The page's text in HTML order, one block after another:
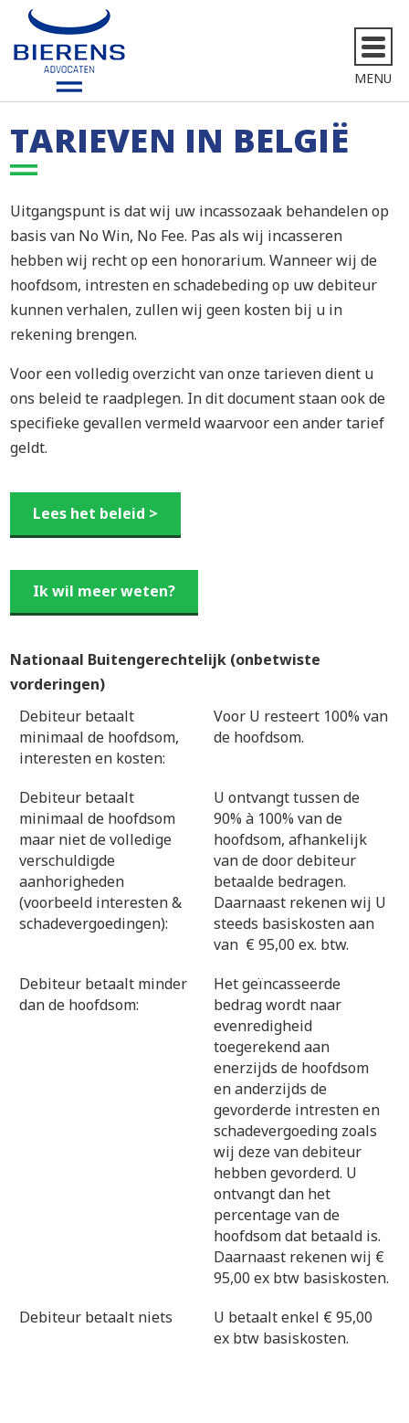
MENU
TARIEVEN IN BELGIË
Uitgangspunt is dat wij uw incassozaak behandelen op
basis van No Win, No Fee. Pas als wij incasseren
hebben wij recht op een honorarium. Wanneer wij de
hoofdsom, intresten en schadebeding op uw debiteur
kunnen verhalen, zullen wij geen kosten bij u in
rekening brengen.
Voor een volledig overzicht van onze tarieven dient u
ons beleid te raadplegen. In dit document staan ook de
specifieke gevallen vermeld waarvoor een ander tarief
geldt.
Lees het beleid >
Ik wil meer weten?
Nationaal Buitengerechtelijk (onbetwiste
vorderingen)
Debiteur betaalt
minimaal de hoofdsom,
interesten en kosten:
Voor U resteert 100% van
de hoofdsom.
Debiteur betaalt
minimaal de hoofdsom
maar niet de volledige
verschuldigde
aanhorigheden
(voorbeeld interesten &
schadevergoedingen):
U ontvangt tussen de
90% à 100% van de
hoofdsom, afhankelijk
van de door debiteur
betaalde bedragen.
Daarnaast rekenen wij U
steeds basiskosten aan
van € 95,00 ex. btw.
Debiteur betaalt minder
dan de hoofdsom:
Het geïncasseerde
bedrag wordt naar
evenredigheid
toegerekend aan
enerzijds de hoofdsom
en anderzijds de
gevorderde intresten en
schadevergoeding zoals
wij deze van debiteur
hebben gevorderd. U
ontvangt dan het
percentage van de
hoofdsom dat betaald is.
Daarnaast rekenen wij €
95,00 ex btw basiskosten.
Debiteur betaalt niets
U betaalt enkel € 95,00
ex btw basiskosten.